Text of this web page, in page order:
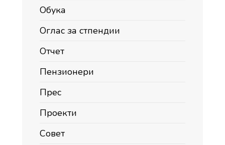
Обука
Оглас за стпендии
Отчет
Пензионери
Прес
Проекти
Совет